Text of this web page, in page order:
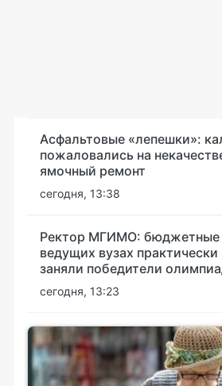
Асфальтовые «лепешки»:
пожаловались на
ямочный ремонт
сегодня, 13:38
Ректор МГИМО: бюджетные
ведущих вузах
заняли победители
сегодня, 13:23